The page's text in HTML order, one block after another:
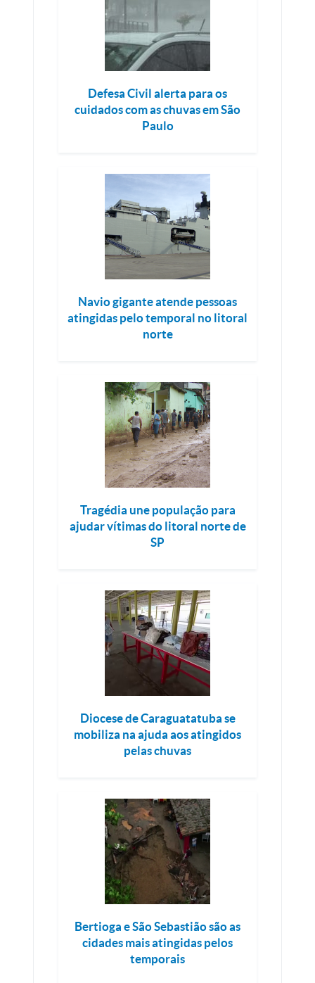
Defesa Civil alerta para os
cuidados com as chuvas em São
Paulo
Navio gigante atende pessoas
atingidas pelo temporal no litoral
norte
Tragédia une população para
ajudar vítimas do litoral norte de
SP
Diocese de Caraguatatuba se
mobiliza na ajuda aos atingidos
pelas chuvas
Bertioga e São Sebastião são as
cidades mais atingidas pelos
temporais